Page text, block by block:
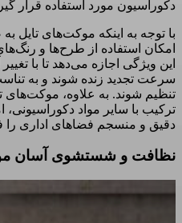
دکوراسیون مورد استفاده قرار
با توجه به اینکه موکت‌های
امکان استفاده از طرح‌ها و
این ویژگی اجازه می‌دهد تا با
سرعت تجدید زنده شوند و به
تنظیم شوند. به علاوه، موکت‌های
ترکیب با سایر مواد
دقیق و منسجم فضاهای اداری را
نظافت و شستشوی آسان